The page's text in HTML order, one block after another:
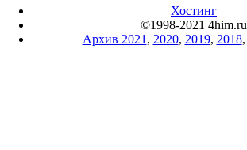
Хостинг
©1998-2021 4him.ru
Архив 2021 , 2020, 2019, 2018,